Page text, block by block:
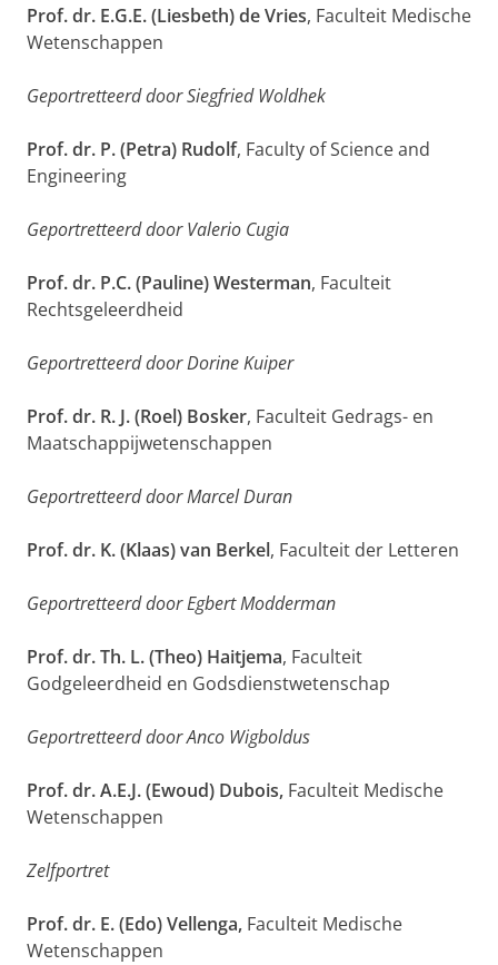
Prof. dr. E.G.E. (Liesbeth) de Vries, Faculteit Medische
Wetenschappen
Geportretteerd door Siegfried Woldhek
Prof. dr. P. (Petra) Rudolf, Faculty of Science and
Engineering
Geportretteerd door Valerio Cugia
Prof. dr. P.C. (Pauline) Westerman, Faculteit
Rechtsgeleerdheid
Geportretteerd door Dorine Kuiper
Prof. dr. R. J. (Roel) Bosker, Faculteit Gedrags- en
Maatschappijwetenschappen
Geportretteerd door Marcel Duran
Prof. dr. K. (Klaas) van Berkel, Faculteit der Letteren
Geportretteerd door Egbert Modderman
Prof. dr. Th. L. (Theo) Haitjema, Faculteit
Godgeleerdheid en Godsdienstwetenschap
Geportretteerd door Anco Wigboldus
Prof. dr. A.E.J. (Ewoud) Dubois, Faculteit Medische
Wetenschappen
Zelfportret
Prof. dr. E. (Edo) Vellenga, Faculteit Medische
Wetenschappen